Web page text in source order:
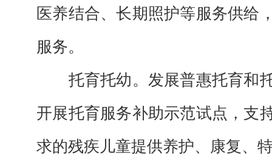
医养结合、长期照护等服务供给
服务。
托育托幼。 发展普惠托育和
开展托育服务补助示范试点，支
求的残疾儿童提供养护、康复、